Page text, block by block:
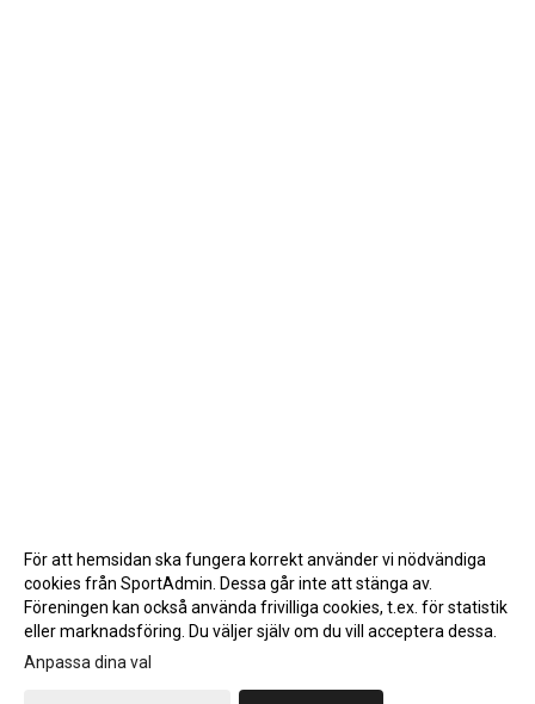
Gå till Webbversion
För att hemsidan ska fungera korrekt använder vi nödvändiga
cookies från SportAdmin. Dessa går inte att stänga av.
Föreningen kan också använda frivilliga cookies, t.ex. för statistik
eller marknadsföring. Du väljer själv om du vill acceptera dessa.
Anpassa dina val